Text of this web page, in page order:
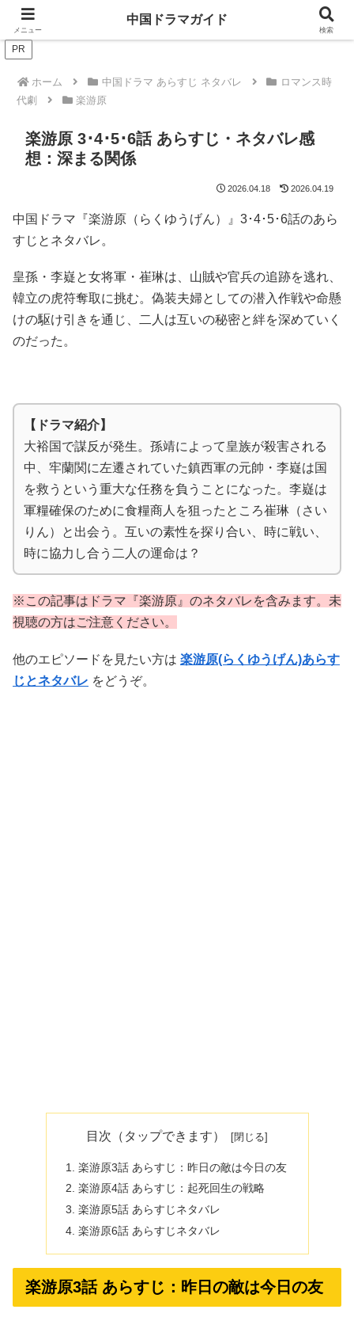
ドラマは歴史を知るともっと面白い！
PR
ホーム 中国ドラマ あらすじ ネタバレ
ロマンス時
代劇
楽游原
楽游原 3･4･5･6話 あらすじ・ネタバレ感
想：深まる関係
2026.04.18 2026.04.19
中国ドラマ『楽游原（らくゆうげん）』3･4･5･6話のあら
すじとネタバレ。
皇孫・李嶷と女将軍・崔琳は、山賊や官兵の追跡を逃れ、
韓立の虎符奪取に挑む。偽装夫婦としての潜入作戦や命懸
けの駆け引きを通じ、二人は互いの秘密と絆を深めていく
のだった。
【ドラマ紹介】
大裕国で謀反が発生。孫靖によって皇族が殺害される
中、牢蘭関に左遷されていた鎮西軍の元帥・李嶷は国
を救うという重大な任務を負うことになった。李嶷は
軍糧確保のために食糧商人を狙ったところ崔琳（さい
りん）と出会う。互いの素性を探り合い、時に戦い、
時に協力し合う二人の運命は？
※この記事はドラマ『楽游原』のネタバレを含みます。未
視聴の方はご注意ください。
他のエピソードを見たい方は 楽游原(らくゆうげん)あらす
じとネタバレ をどうぞ。
目次（タップできます）
楽游原3話 あらすじ：昨日の敵は今日の友
楽游原4話 あらすじ：起死回生の戦略
楽游原5話 あらすじネタバレ
楽游原6話 あらすじネタバレ
楽游原3話 あらすじ：昨日の敵は今日の友
メニュー
中国ドラマガイド
検索